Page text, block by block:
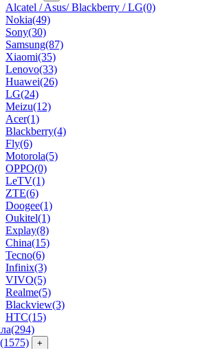
Alcatel / Asus/ Blackberry / LG(0)
Nokia(49)
Sony(30)
Samsung(87)
Xiaomi(35)
Lenovo(33)
Huawei(26)
LG(24)
Meizu(12)
Acer(1)
Blackberry(4)
Fly(6)
Motorola(5)
OPPO(0)
LeTV(1)
ZTE(6)
Doogee(1)
Oukitel(1)
Explay(8)
China(15)
Tecno(6)
Infinix(3)
VIVO(5)
Realme(5)
Blackview(3)
HTC(15)
(294)
(1575) +